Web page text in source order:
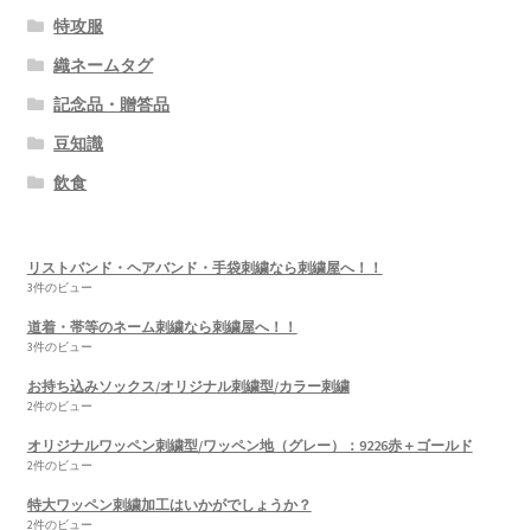
特攻服
織ネームタグ
記念品・贈答品
豆知識
飲食
リストバンド・ヘアバンド・手袋刺繍なら刺繍屋へ！！
3件のビュー
道着・帯等のネーム刺繍なら刺繍屋へ！！
3件のビュー
お持ち込みソックス/オリジナル刺繍型/カラー刺繍
2件のビュー
オリジナルワッペン刺繍型/ワッペン地（グレー）：9226赤＋ゴールド
2件のビュー
特大ワッペン刺繍加工はいかがでしょうか？
2件のビュー